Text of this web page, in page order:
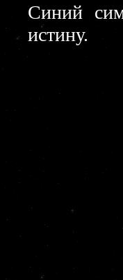
Синий
истину.